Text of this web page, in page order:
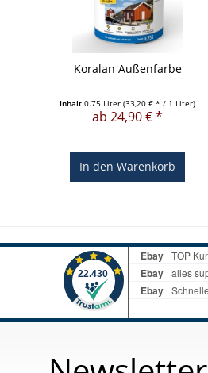
Koralan Außenfarbe
Inhalt0.75 Liter(33,20 € * / 1 Liter)
ab 24,90 € *
In den Warenkorb